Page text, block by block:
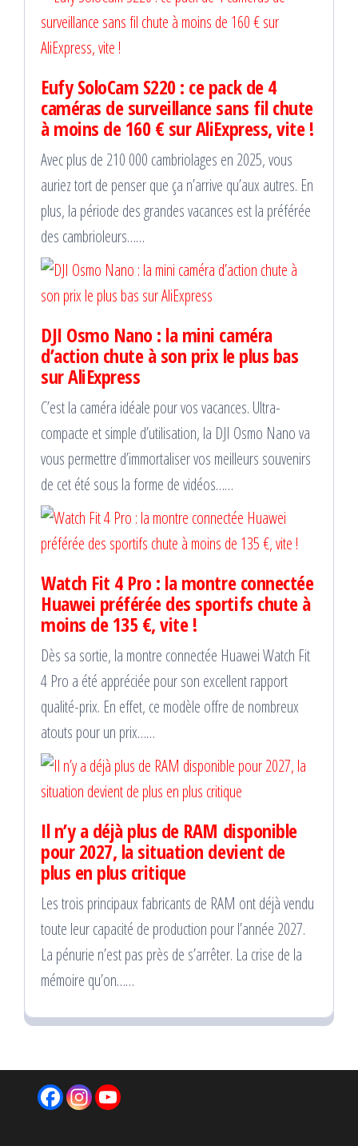
Eufy SoloCam S220 : ce pack de 4
caméras de surveillance sans fil chute
à moins de 160 € sur AliExpress, vite !
Avec plus de 210 000 cambriolages en 2025, vous
auriez tort de penser que ça n’arrive qu’aux autres. En
plus, la période des grandes vacances est la préférée
des cambrioleurs……
DJI Osmo Nano : la mini caméra
d’action chute à son prix le plus bas
sur AliExpress
C’est la caméra idéale pour vos vacances. Ultra-
compacte et simple d’utilisation, la DJI Osmo Nano va
vous permettre d’immortaliser vos meilleurs souvenirs
de cet été sous la forme de vidéos……
Watch Fit 4 Pro : la montre connectée
Huawei préférée des sportifs chute à
moins de 135 €, vite !
Dès sa sortie, la montre connectée Huawei Watch Fit
4 Pro a été appréciée pour son excellent rapport
qualité-prix. En effet, ce modèle offre de nombreux
atouts pour un prix……
Il n’y a déjà plus de RAM disponible
pour 2027, la situation devient de
plus en plus critique
Les trois principaux fabricants de RAM ont déjà vendu
toute leur capacité de production pour l’année 2027.
La pénurie n’est pas près de s’arrêter. La crise de la
mémoire qu’on……